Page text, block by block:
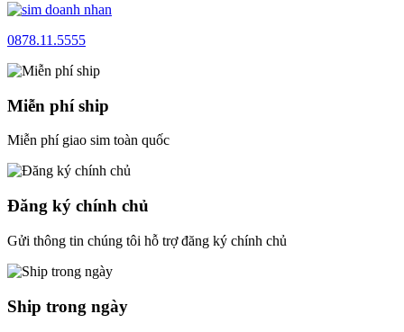
0878.11.5555
Miễn phí ship
Miễn phí giao sim toàn quốc
Đăng ký chính chủ
Gửi thông tin chúng tôi hỗ trợ đăng ký chính chủ
Ship trong ngày